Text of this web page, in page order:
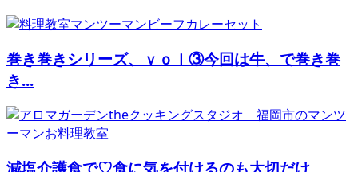
巻き巻きシリーズ、ｖｏｌ③今回は牛、で巻き巻
き...
減塩介護食で♡食に気を付けるのも大切だけ